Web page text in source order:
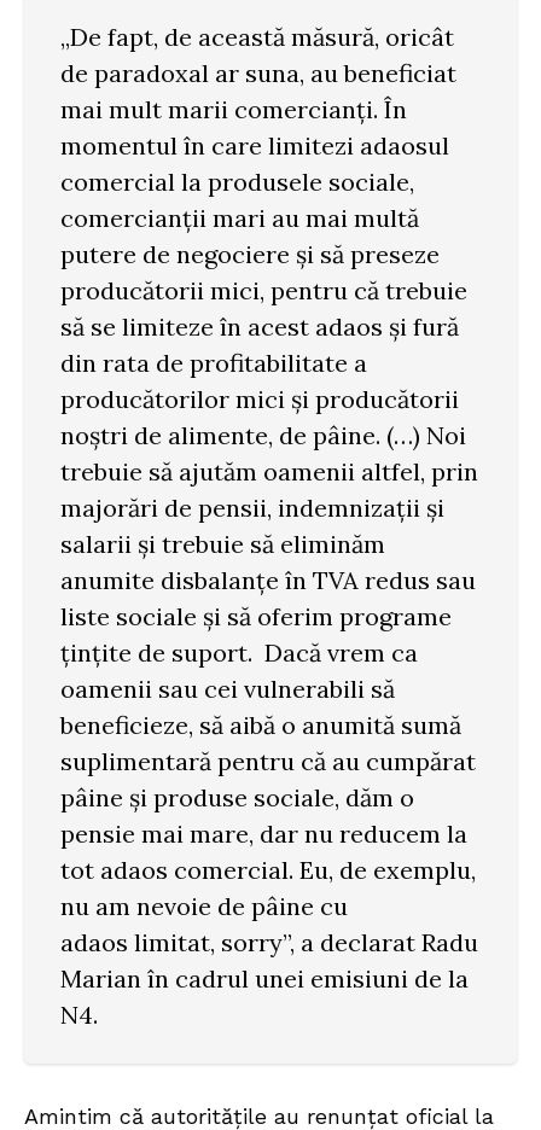
„De fapt, de această măsură, oricât
de paradoxal ar suna, au beneficiat
mai mult marii comercianți. În
momentul în care limitezi adaosul
comercial la produsele sociale,
comercianții mari au mai multă
putere de negociere și să preseze
producătorii mici, pentru că trebuie
să se limiteze în acest adaos și fură
din rata de profitabilitate a
producătorilor mici și producătorii
noștri de alimente, de pâine. (…) Noi
trebuie să ajutăm oamenii altfel, prin
majorări de pensii, indemnizații și
salarii și trebuie să eliminăm
anumite disbalanțe în TVA redus sau
liste sociale și să oferim programe
țințite de suport. Dacă vrem ca
oamenii sau cei vulnerabili să
beneficieze, să aibă o anumită sumă
suplimentară pentru că au cumpărat
pâine și produse sociale, dăm o
pensie mai mare, dar nu reducem la
tot adaos comercial. Eu, de exemplu,
nu am nevoie de pâine cu
adaos limitat, sorry”, a declarat Radu
Marian în cadrul unei emisiuni de la
N4.
Amintim că autoritățile au renunțat oficial la